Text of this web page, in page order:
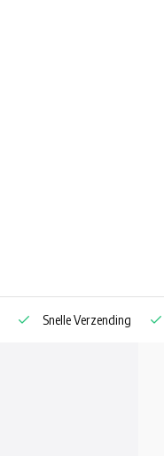
Snelle Verzending